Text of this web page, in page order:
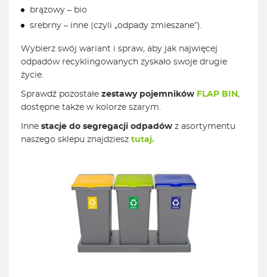
brązowy – bio
srebrny – inne (czyli „odpady zmieszane”).
Wybierz swój wariant i spraw, aby jak najwięcej
odpadów recyklingowanych zyskało swoje drugie
życie.
Sprawdź pozostałe zestawy pojemników FLAP BIN ,
dostępne także w kolorze szarym.
Inne stacje do segregacji odpadów z asortymentu
naszego sklepu znajdziesz tutaj.